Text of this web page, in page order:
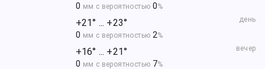
0 мм с вероятностью 0%
день
+21° ... +23°
0 мм с вероятностью 2%
вечер
+16° ... +21°
0 мм с вероятностью 7%